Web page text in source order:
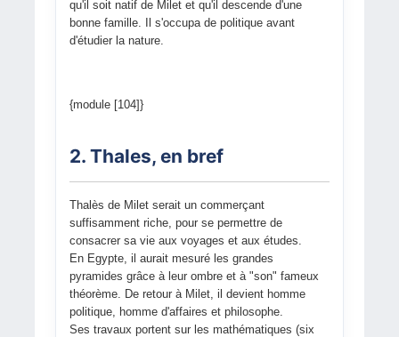
qu'il soit natif de Milet et qu'il descende d'une
bonne famille. Il s'occupa de politique avant
d'étudier la nature.
{module [104]}
2. Thales, en bref
Thalès de Milet serait un commerçant
suffisamment riche, pour se permettre de
consacrer sa vie aux voyages et aux études.
En Egypte, il aurait mesuré les grandes
pyramides grâce à leur ombre et à "son" fameux
théorème. De retour à Milet, il devient homme
politique, homme d'affaires et philosophe.
Ses travaux portent sur les mathématiques (six